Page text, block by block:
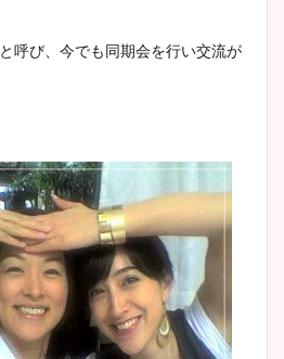
と呼び、今でも同期会を行い交流が